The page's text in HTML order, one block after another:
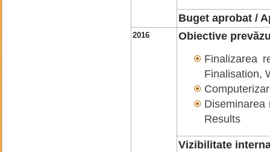
Buget aprobat /
2016
Obiective
Finalizarea
Finalisation,
Diseminarea
Results
Vizibilitate